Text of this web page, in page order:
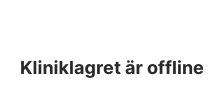
Kliniklagret är offline